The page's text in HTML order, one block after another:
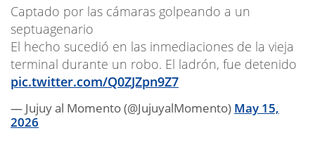
Captado por las cámaras golpeando a un
septuagenario
El hecho sucedió en las inmediaciones de la vieja
terminal durante un robo. El ladrón, fue detenido
pic.twitter.com/Q0ZJZpn9Z7
— Jujuy al Momento (@JujuyalMomento) May 15,
2026